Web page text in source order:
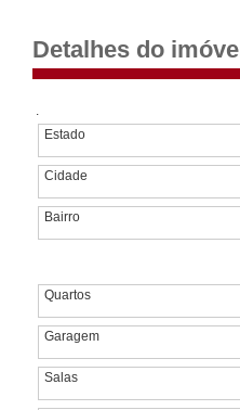
Detalhes do imóvel
.
Estado
Cidade
Bairro
Quartos
Garagem
Salas